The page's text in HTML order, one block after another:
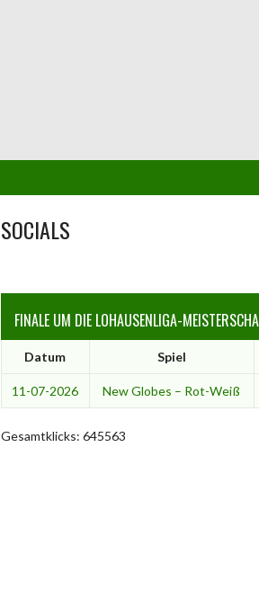
SOCIALS
FINALE UM DIE LOHAUSENLIGA-
Datum Spiel
11-07-2026 New Globes – Rot-Weiß
Gesamtklicks: 645563